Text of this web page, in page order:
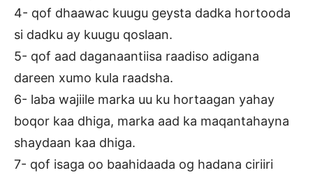
4- qof dhaawac kuugu geysta dadka hortooda
si dadku ay kuugu qoslaan.
5- qof aad daganaantiisa raadiso adigana
dareen xumo kula raadsha.
6- laba wajiile marka uu ku hortaagan yahay
boqor kaa dhiga, marka aad ka maqantahayna
shaydaan kaa dhiga.
7- qof isaga oo baahidaada og hadana ciriiri